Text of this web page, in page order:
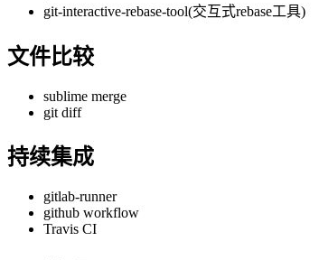
git-interactive-rebase-tool(交互式rebase工具)
文件比较
sublime merge
git diff
持续集成
gitlab-runner
github workflow
Travis CI